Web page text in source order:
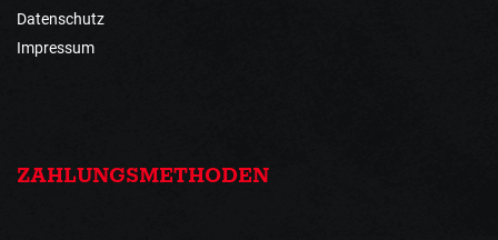
Datenschutz
Impressum
ZAHLUNGSMETHODEN